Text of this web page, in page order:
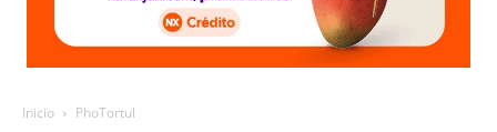
Inicio PhoTortul